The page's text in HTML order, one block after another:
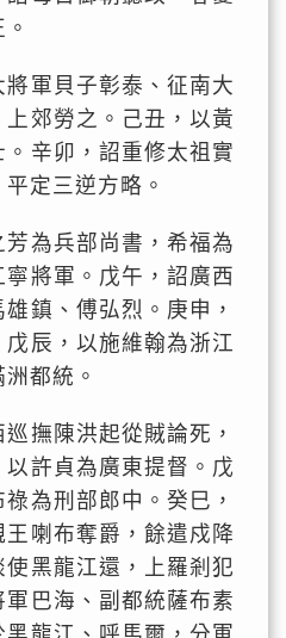
軍貝子彰泰、征南大
郊勞之。己丑，以黃
辛卯，詔重修太祖實
定三逆方略。
為兵部尚書，希福為
將軍。戊午，詔廣西
鎮、傅弘烈。庚申，
辰，以施維翰為浙江
都統。
撫陳洪起從賊論死，
許貞為廣東提督。戊
為刑部郎中。癸巳，
喇布奪爵，餘遣戍降
黑龍江還，上羅剎犯
巴海、副都統薩布素